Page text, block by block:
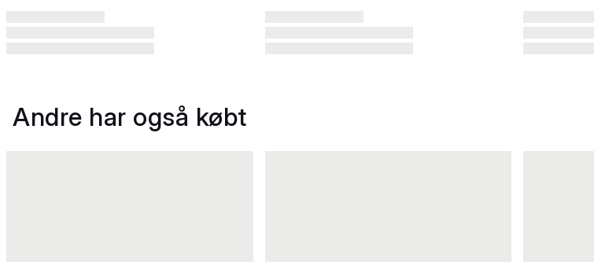
Andre har også købt